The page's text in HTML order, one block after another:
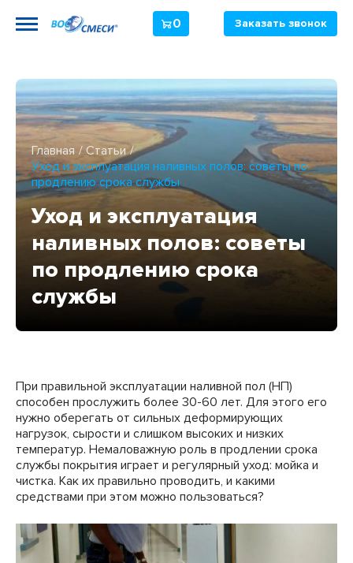
0 Заказать звонок
Главная
Статьи
Уход и эксплуатация наливных полов: советы по
продлению срока службы
Уход и эксплуатация
наливных полов: советы
по продлению срока
службы
При правильной эксплуатации наливной пол (НП)
способен прослужить более 30-60 лет. Для этого его
нужно оберегать от сильных деформирующих
нагрузок, сырости и слишком высоких и низких
температур. Немаловажную роль в продлении срока
службы покрытия играет и регулярный уход: мойка и
чистка. Как их правильно проводить, и какими
средствами при этом можно пользоваться?